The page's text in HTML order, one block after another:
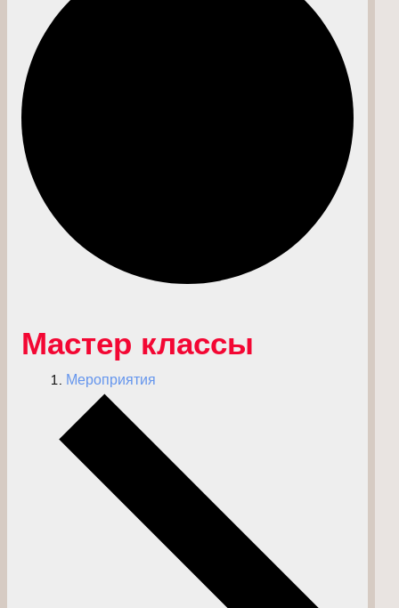
Мастер классы
Мероприятия